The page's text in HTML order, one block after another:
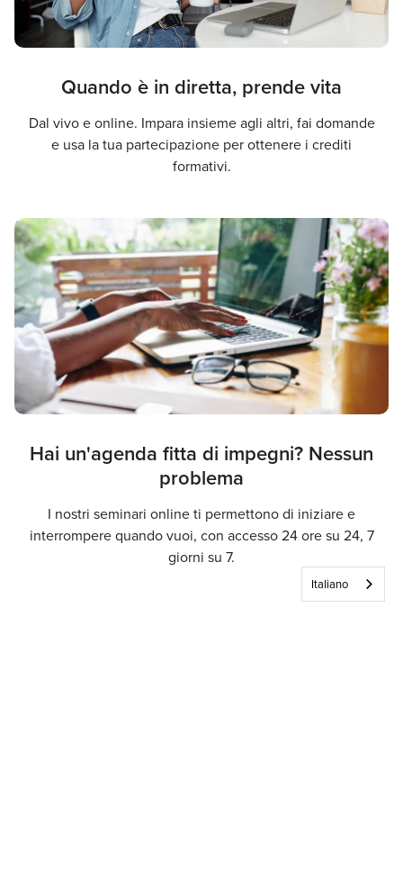
Quando è in diretta, prende vita
Dal vivo e online. Impara insieme agli altri, fai domande
e usa la tua partecipazione per ottenere i crediti
formativi.
Hai un'agenda fitta di impegni? Nessun
problema
I nostri seminari online ti permettono di iniziare e
interrompere quando vuoi, con accesso 24 ore su 24, 7
giorni su 7.
Italiano